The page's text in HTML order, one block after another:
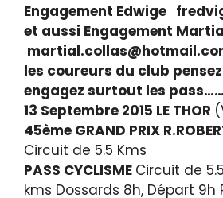
Engagement Edwige
et aussi Engagement
les coureurs du club
engagez surtout les
13 Septembre 2015 LE THOR
45ème GRAND PRIX
Circuit de 5.5 Kms
PASS CYCLISME Circuit de
kms Dossards 8h, Départ 9h